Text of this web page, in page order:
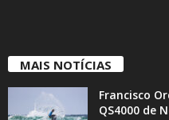
MAIS NOTÍCIAS
Francisco
QS4000 de